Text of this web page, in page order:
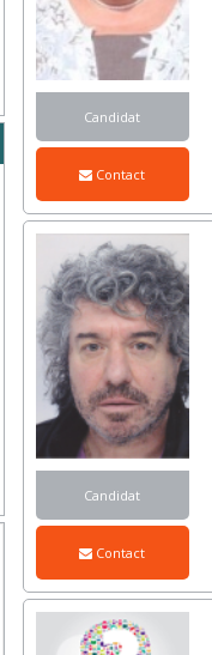
Candidat
Contact
Candidat
Contact